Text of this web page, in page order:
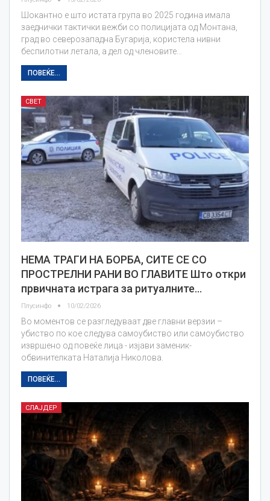
Шокантно е што истата група во 2025 година имала
заеднички тактички вежби со полицијата од Монтана,
град во северозападна Бугарија, користела нивни
беспилотни летала, а дел од членовите…
ПОВЕЌЕ...
СВЕТ
НЕМА ТРАГИ НА БОРБА, СИТЕ СЕ СО
ПРОСТРЕЛНИ РАНИ ВО ГЛАВИТЕ Што откри
првичната истрага за ритуалните…
Плусинфо 10/02/2026
Во моментов се разгледуваат две главни верзии –
убиство по кое следува самоубиство или самоубиство
извршено од повеќе лица - изјави заменик-
обвинителката Наталија Николова.
ПОВЕЌЕ...
СЛАЈДЕР